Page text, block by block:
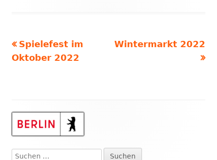
Beitragsnavigation
Vorheriger
Beitrag:
Spielefest im
Oktober 2022
Nächster
Wintermarkt 2022
Haupt-
Suchen